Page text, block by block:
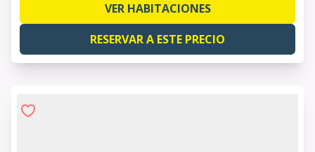
VER HABITACIONES
RESERVAR A ESTE PRECIO